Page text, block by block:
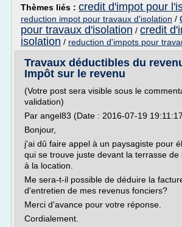
Thèmes liés : credit d'impot pour
reduction impot pour travaux d'isolation /
pour travaux d'isolation / credit
isolation / reduction d'impots pour
Travaux déductibles du
Impôt sur le revenu
(Votre post sera visible sous le
validation)
Par angel83 (Date : 2016-07-19
Bonjour,
j'ai dû faire appel à un paysagiste pour
qui se trouve juste devant la terrasse de
à la location.
Me sera-t-il possible de déduire la
d'entretien de mes revenus fonciers?
Merci d'avance pour votre réponse.
Cordialement.